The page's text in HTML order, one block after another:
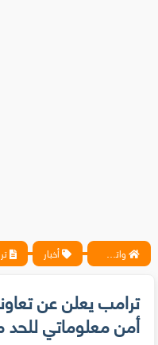
واتس آب ، فيسبوك ، أنترنت ، شروحات تقنية حصرية - المحترف أخبار ترامب يعلن عن تعاونه
ترامب يعلن عن
أمن معلوماتي للحد